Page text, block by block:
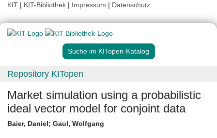
KIT | KIT-Bibliothek | Impressum | Datenschutz
Suche im KITopen-Katalog
Repository KITopen
Market simulation using a probabilistic
ideal vector model for conjoint data
Baier, Daniel; Gaul, Wolfgang